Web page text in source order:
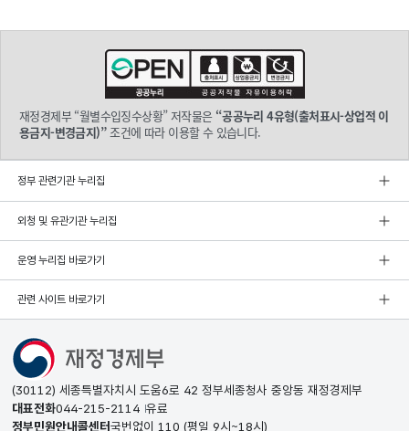
재정경제부 “월별수입징수상황” 저작물은 “공공누리 4유형(출처표시-상업적 이
용금지-변경금지)”조건에 따라 이용할 수 있습니다.
정부 관련기관 누리집
외청 및 유관기관 누리집
운영 누리집 바로가기
관련 사이트 바로가기
(30112) 세종특별자치시 도움6로 42 정부세종청사 중앙동 재정경제부
대표전화044-215-2114 유료
정부민원안내콜센터국번없이 110 (평일 9시~18시)